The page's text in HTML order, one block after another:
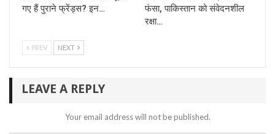
गए हैं पुराने फ्रेंड्स? इन…
फंसा, पाकिस्तान को संवेदनशील
रक्षा…
PREV NEXT
LEAVE A REPLY
Your email address will not be published.